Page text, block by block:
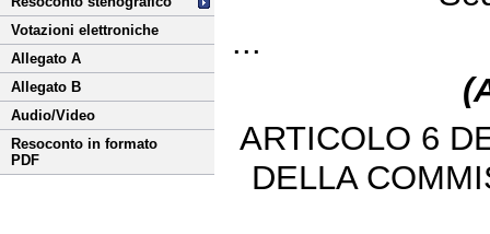
Votazioni elettroniche
Allegato A
Allegato B
Audio/Video
Resoconto in formato
PDF
...
ARTICOLO 6
DELLA